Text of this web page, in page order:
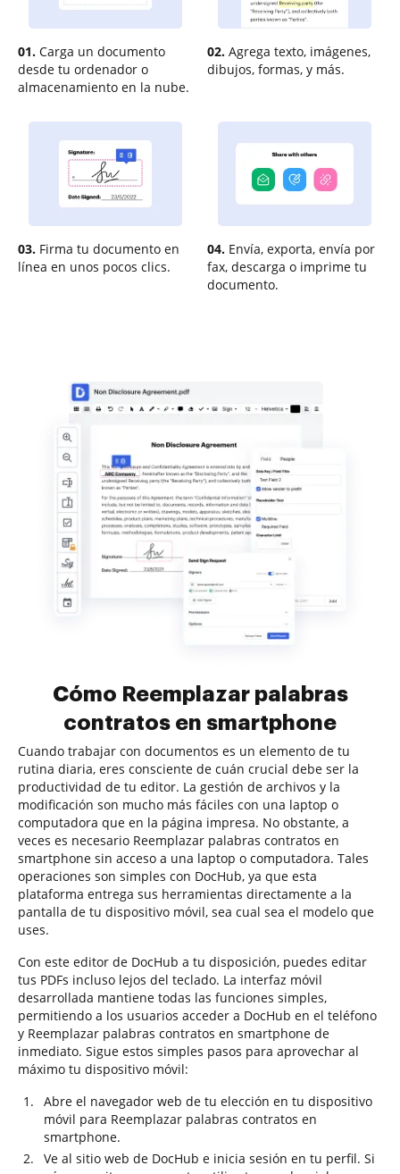
01. Carga un documento
desde tu ordenador o
almacenamiento en la nube.
02. Agrega texto, imágenes,
dibujos, formas, y más.
03. Firma tu documento en
línea en unos pocos clics.
04. Envía, exporta, envía por
fax, descarga o imprime tu
documento.
Cómo Reemplazar palabras
contratos en smartphone
Cuando trabajar con documentos es un elemento de tu
rutina diaria, eres consciente de cuán crucial debe ser la
productividad de tu editor. La gestión de archivos y la
modificación son mucho más fáciles con una laptop o
computadora que en la página impresa. No obstante, a
veces es necesario Reemplazar palabras contratos en
smartphone sin acceso a una laptop o computadora. Tales
operaciones son simples con DocHub, ya que esta
plataforma entrega sus herramientas directamente a la
pantalla de tu dispositivo móvil, sea cual sea el modelo que
uses.
Con este editor de DocHub a tu disposición, puedes editar
tus PDFs incluso lejos del teclado. La interfaz móvil
desarrollada mantiene todas las funciones simples,
permitiendo a los usuarios acceder a DocHub en el teléfono
y Reemplazar palabras contratos en smartphone de
inmediato. Sigue estos simples pasos para aprovechar al
máximo tu dispositivo móvil:
Abre el navegador web de tu elección en tu dispositivo
móvil para Reemplazar palabras contratos en
smartphone.
Ve al sitio web de DocHub e inicia sesión en tu perfil. Si